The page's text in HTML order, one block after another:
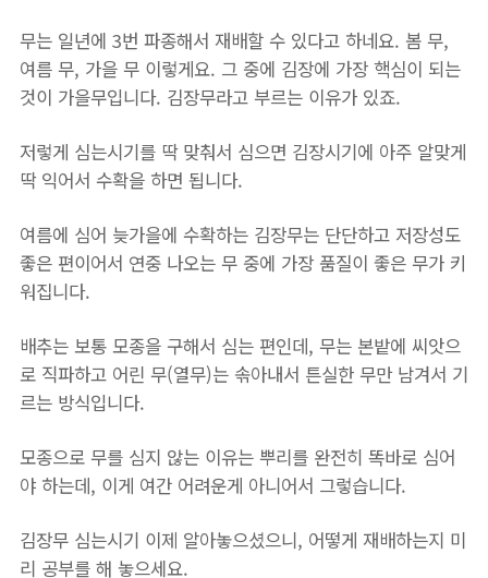
무는 일년에 3번 파종해서 재배할 수 있다고 하네요. 봄 무,
여름 무, 가을 무 이렇게요. 그 중에 김장에 가장 핵심이 되는
것이 가을무입니다. 김장무라고 부르는 이유가 있죠.
저렇게 심는시기를 딱 맞춰서 심으면 김장시기에 아주 알맞게
딱 익어서 수확을 하면 됩니다.
여름에 심어 늦가을에 수확하는 김장무는 단단하고 저장성도
좋은 편이어서 연중 나오는 무 중에 가장 품질이 좋은 무가 키
워집니다.
배추는 보통 모종을 구해서 심는 편인데, 무는 본밭에 씨앗으
로 직파하고 어린 무(열무)는 솎아내서 튼실한 무만 남겨서 기
르는 방식입니다.
모종으로 무를 심지 않는 이유는 뿌리를 완전히 똑바로 심어
야 하는데, 이게 여간 어려운게 아니어서 그렇습니다.
김장무 심는시기 이제 알아놓으셨으니, 어떻게 재배하는지 미
리 공부를 해 놓으세요.